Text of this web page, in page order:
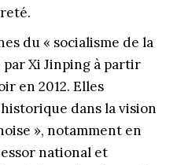
du « socialisme de la
Xi Jinping à partir
en 2012. Elles
dans la vision
», notamment en
national et